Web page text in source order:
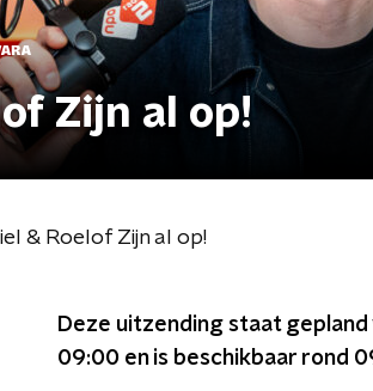
Zijn al op!
& Roelof Zijn al op!
Deze uitzending staat gepland
09:00 en is beschikbaar rond